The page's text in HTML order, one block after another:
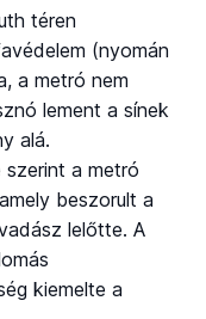
téren
(nyomán
a metró nem
lement a sínek
alá.
a metró
beszorult a
lelőtte. A
kiemelte a